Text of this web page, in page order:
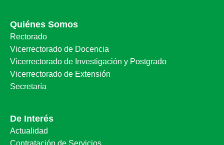
Quiénes Somos
Rectorado
Vicerrectorado de Docencia
Vicerrectorado de Investigación y Postgrado
Vicerrectorado de Extensión
Secretaría
De Interés
Actualidad
Contratación de Servicios